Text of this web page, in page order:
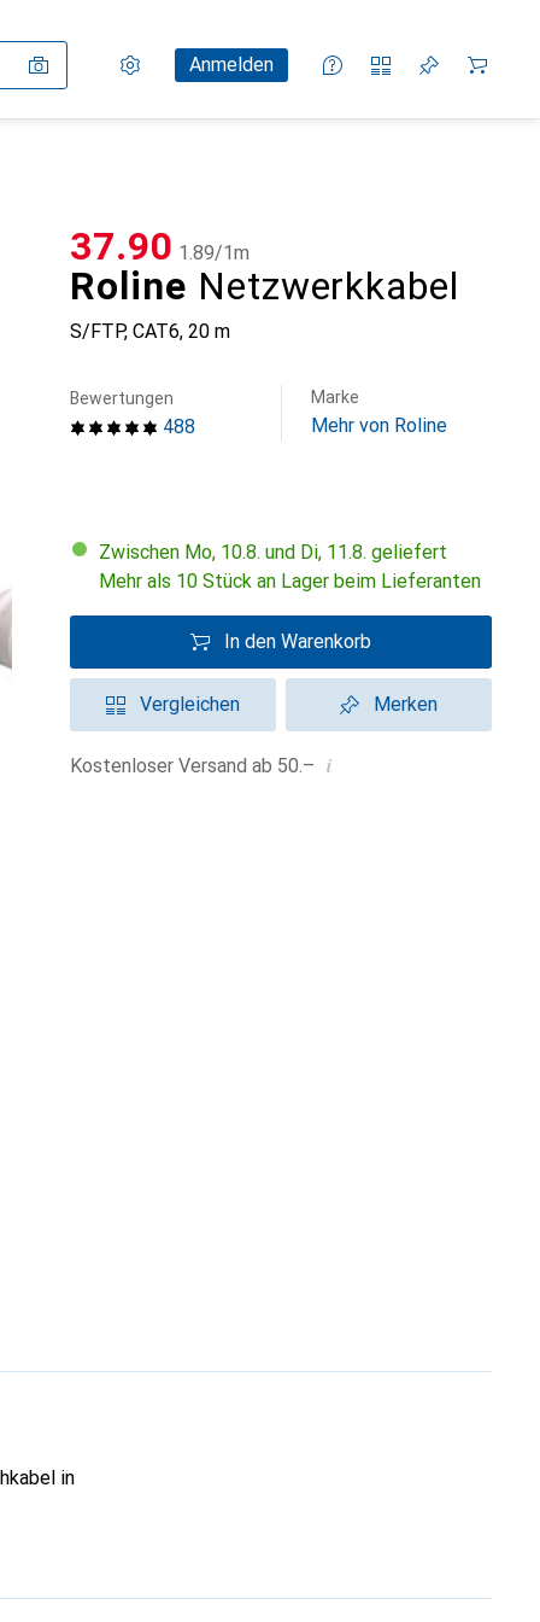
Einstellungen
KundenkontoAnmelden
Vergleichslisten
Merklisten
Warenkorb
Roline Netzwerkkabel
S/FTP, CAT6, 20 m
CHF
37.90 CHF
1.89/1m
488
Bewertungen Marke
Mehr von Roline
Zwischen Mo, 10.8. und Di, 11.8. geliefert
Mehr als 10 Stück an Lager beim Lieferanten
In den Warenkorb
Vergleichen Merken
Kostenloser Versand ab 50.– i
in